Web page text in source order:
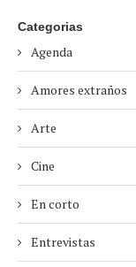
Categorias
Agenda
Amores extraños
Arte
Cine
En corto
Entrevistas